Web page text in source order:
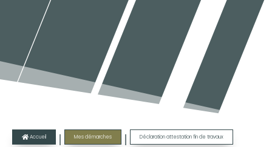
 Accueil | Mes démarches | Déclaration attestation fin de travaux